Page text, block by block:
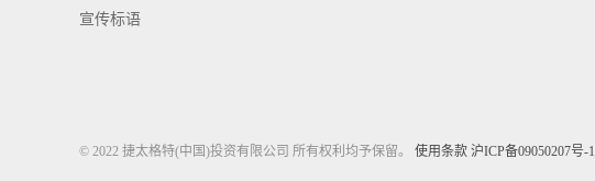
宣传标语
© 2022 捷太格特(中国)投资有限公司 所有权利均予保留。 使用条款 沪ICP备09050207号-1